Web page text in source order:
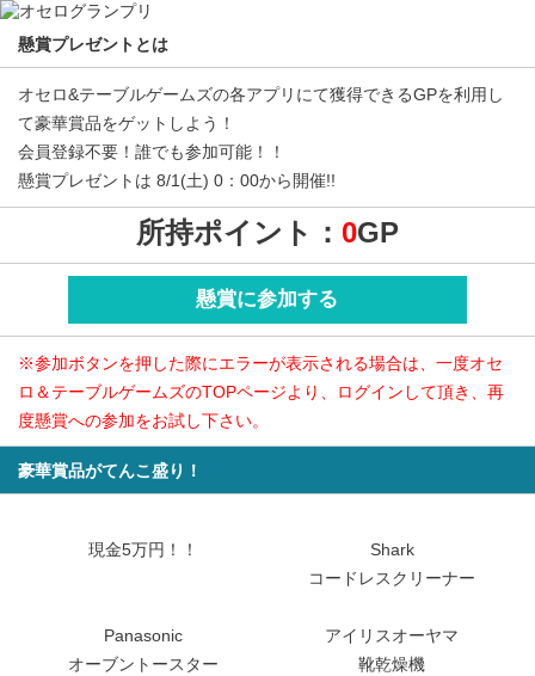
懸賞プレゼントとは
オセロ&テーブルゲームズの各アプリにて獲得できるGPを利用し
て豪華賞品をゲットしよう！
会員登録不要！誰でも参加可能！！
懸賞プレゼントは 8/1(土) 0：00から開催!!
所持ポイント： 0GP
懸賞に参加する
※参加ボタンを押した際にエラーが表示される場合は、一度オセ
ロ＆テーブルゲームズのTOPページより、ログインして頂き、再
度懸賞への参加をお試し下さい。
豪華賞品がてんこ盛り！
現金5万円！！
Shark
コードレスクリーナー
Panasonic
オーブントースター
アイリスオーヤマ
靴乾燥機